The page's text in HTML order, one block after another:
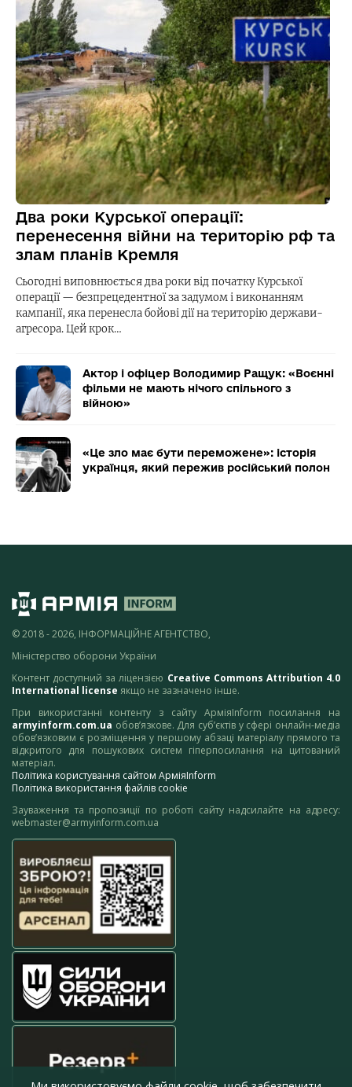
Два роки Курської операції:
перенесення війни на територію рф та
злам планів Кремля
Сьогодні виповнюється два роки від початку Курської
операції — безпрецедентної за задумом і виконанням
кампанії, яка перенесла бойові дії на територію держави-
агресора. Цей крок…
Актор і офіцер Володимир Ращук: «Воєнні
фільми не мають нічого спільного з
війною»
«Це зло має бути переможене»: історія
українця, який пережив російський полон
© 2018 - 2026, ІНФОРМАЦІЙНЕ АГЕНТСТВО,
Міністерство оборони України
Контент доступний за ліцензією Creative Commons Attribution 4.0
International license якщо не зазначено інше.
При використанні контенту з сайту АрміяInform посилання на
armyinform.com.ua обов’язкове. Для суб’єктів у сфері онлайн-медіа
обов’язковим є розміщення у першому абзаці матеріалу прямого та
відкритого для пошукових систем гіперпосилання на цитований
матеріал.
Політика користування сайтом АрміяInform
Політика використання файлів cookie
Зауваження та пропозиції по роботі сайту надсилайте на адресу:
webmaster@armyinform.com.ua